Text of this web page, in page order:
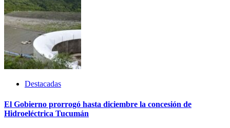
Destacadas
El Gobierno prorrogó hasta diciembre la concesión de
Hidroeléctrica Tucumán